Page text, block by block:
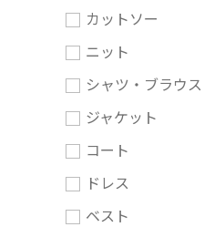
カットソー
ニット
シャツ・ブラウス
ジャケット
コート
ドレス
ベスト